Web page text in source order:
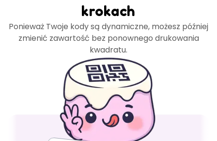
krokach
Ponieważ Twoje kody są dynamiczne, możesz później
zmienić zawartość bez ponownego drukowania
kwadratu.